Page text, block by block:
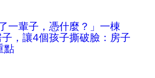
一輩子，憑什麼？」一棟
，讓4個孩子撕破臉：房子
點